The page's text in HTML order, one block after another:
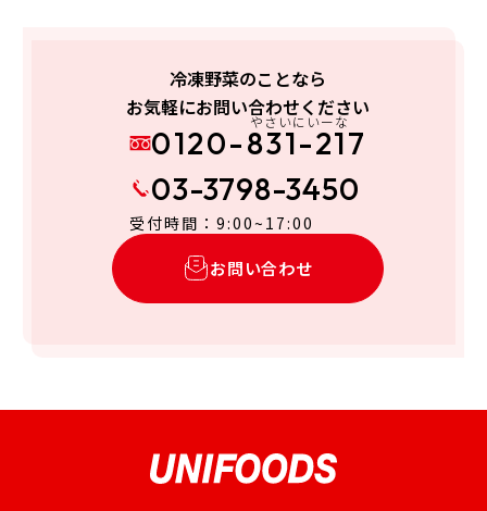
冷凍野菜のことなら
お気軽にお問い合わせください
0120-831-217
やさいにいーな
03-3798-3450
受付時間：9:00~17:00
お問い合わせ